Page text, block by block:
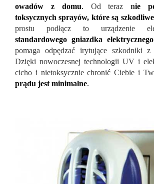
owadów z domu. Od teraznie
toksycznych sprayów, które są
prostu podłącz to urządzenie
standardowego gniazdka elektrycznego
pomaga odpędzać irytujące szkodniki
Dzięki nowoczesnej technologii UV i
cicho i nietoksycznie chronić Ciebie i
prądu jest minimalne.